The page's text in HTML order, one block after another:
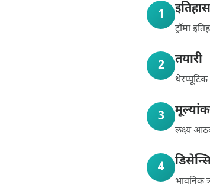
1
ट्रॉमा
2 तयारी
3
लक्ष्य
4
भावनिक